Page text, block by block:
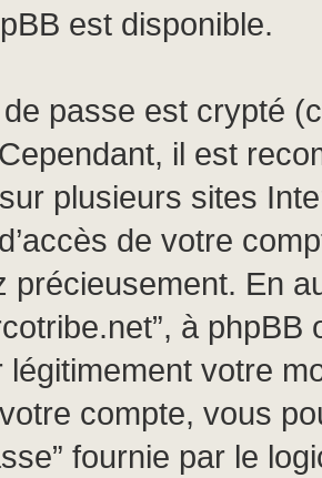
est disponible.
passe est crypté
il est
plusieurs sites
de votre
précieusement. En
à
légitimement votre
compte, vous
fournie par le